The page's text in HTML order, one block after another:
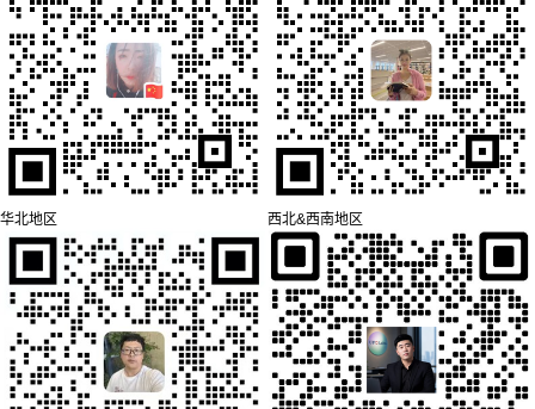
华北地区 西北&西南地区